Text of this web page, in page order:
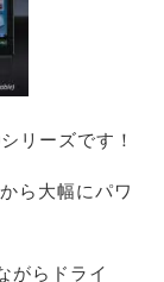
リーズです！
ら大幅にパワ
がらドライ